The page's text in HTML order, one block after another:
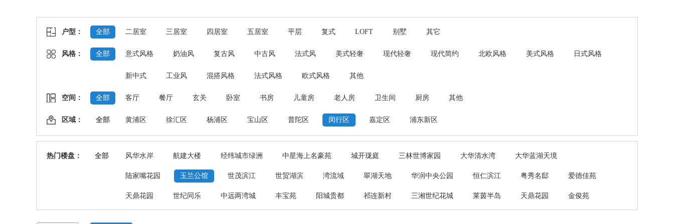
户型： 全部 二居室 三居室 四居室 五居室 平层 复式 LOFT 别墅 其它
风格： 全部 意式风格 奶油风 复古风 中古风 法式风 美式轻奢 现代轻奢 现代简约 北欧风格 美式风格 日式风格
新中式 工业风 混搭风格 法式风格 欧式风格 其他
空间： 全部 客厅 餐厅 玄关 卧室 书房 儿童房 老人房 卫生间 厨房 其他
区域： 全部 黄浦区 徐汇区 杨浦区 宝山区 普陀区 闵行区 嘉定区 浦东新区
热门楼盘： 全部 风华水岸 航建大楼 经纬城市绿洲 中星海上名豪苑 城开珑庭 三林世博家园 大华清水湾 大华蓝湖天境
陆家嘴花园 玉兰公馆 世茂滨江 世贸湖滨 湾流域 翠湖天地 华润中央公园 恒仁滨江 粤秀名邸 爱德佳苑
天鼎花园 世纪同乐 中远两湾城 丰宝苑 阳城贵都 祁连新村 三湘世纪花城 莱茵半岛 天鼎花园 金俊苑